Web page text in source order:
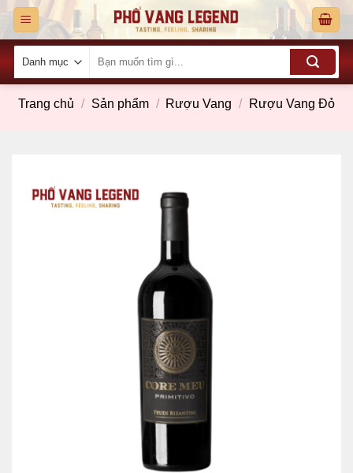
Skip
content
kiếm:
Trang chủ / Sản phẩm / Rượu Vang / Rượu Vang Đỏ